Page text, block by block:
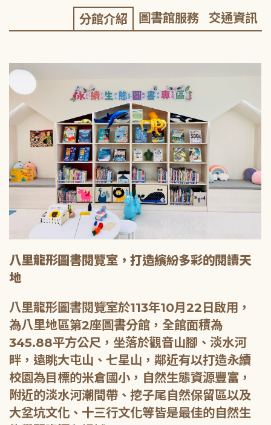
分館介紹 圖書館服務 交通資訊
八里龍形圖書閱覽室，打造繽紛多彩的閱讀天
地
八里龍形圖書閱覽室於113年10月22日啟用，
為八里地區第2座圖書分館，全館面積為
345.88平方公尺，坐落於觀音山腳、淡水河
畔，遠眺大屯山、七星山，鄰近有以打造永續
校園為目標的米倉國小，自然生態資源豐富，
附近的淡水河潮間帶、挖子尾自然保留區以及
大坌坑文化、十三行文化等皆是最佳的自然生